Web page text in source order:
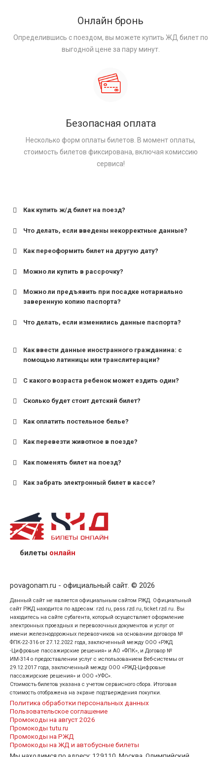
Онлайн бронь
Определившись с поездом, вы можете купить ЖД билет по
выгодной цене за пару минут.
Безопасная оплата
Несколько форм оплаты билетов. В момент оплаты,
стоимость билетов фиксирована, включая комиссию
сервиса!
Как купить ж/д билет на поезд?
Что делать, если введены некорректные данные?
Как переоформить билет на другую дату?
Можно ли купить в рассрочку?
Можно ли предъявить при посадке нотариально
заверенную копию паспорта?
Что делать, если изменились данные паспорта?
Как ввести данные иностранного гражданина: с
помощью латиницы или транслитерации?
С какого возраста ребенок может ездить один?
для поездов дальнего следования — от 10 лет и
для пригородных поездов — от 7 лет.
Сколько будет стоит детский билет?
Как оплатить постельное белье?
Как перевезти животное в поезде?
Как поменять билет на поезд?
Как забрать электронный билет в кассе?
назвав кассиру 14-значный номер заказа;
предъявив удостоверение личности пассажира, на
кого оформлен билет.
билеты онлайн
povagonam.ru - официальный сайт. © 2026
Данный сайт не является официальным сайтом РЖД. Официальный
сайт РЖД находится по адресам: rzd.ru, pass.rzd.ru, ticket.rzd.ru. Вы
находитесь на сайте субагента, который осуществляет оформление
электронных проездных и перевозочных документов и услуг от
имени железнодорожных перевозчиков на основании договора №
ФПК-22-316 от 27.12.2022 года, заключенный между ООО «РЖД
-Цифровые пассажирские решения» и АО «ФПК», и Договор №
ИМ-314 о предоставлении услуг с использованием Веб-системы от
29.12.2017 года, заключенный между ООО «РЖД-Цифровые
пассажирские решения» и ООО «УФС».
Стоимость билетов указана с учетом сервисного сбора. Итоговая
стоимость отображена на экране подтверждения покупки.
Политика обработки персональных данных
Пользовательское соглашение
Промокоды на август 2026
Промокоды tutu.ru
Промокоды на РЖД
Промокоды на ЖД и автобусные билеты